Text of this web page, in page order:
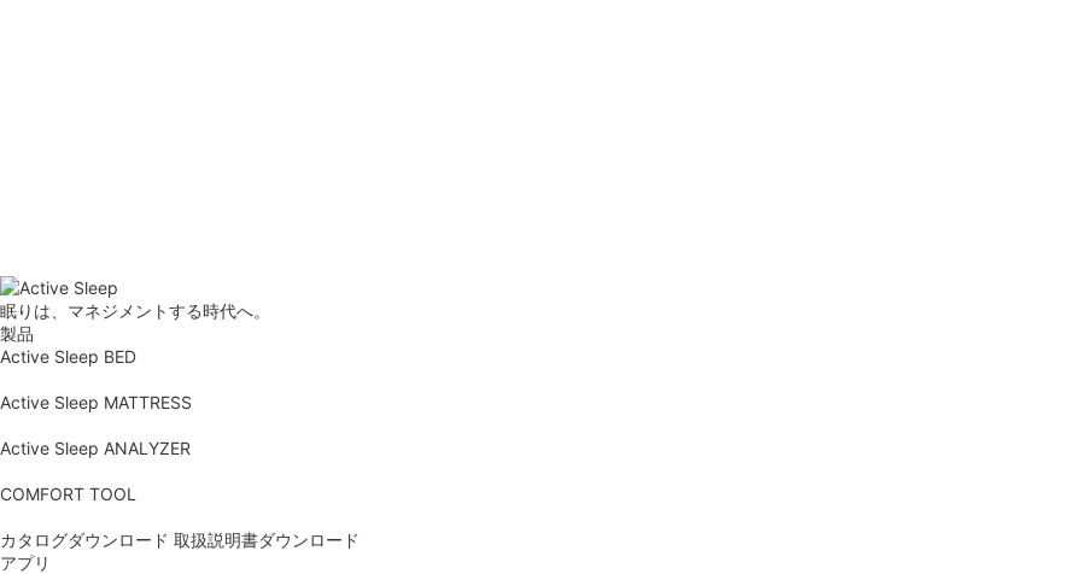
眠りは、マネジメントする時代へ。
製品
Active Sleep BED
Active Sleep MATTRESS
Active Sleep ANALYZER
COMFORT TOOL
カタログダウンロード 取扱説明書ダウンロード
アプリ